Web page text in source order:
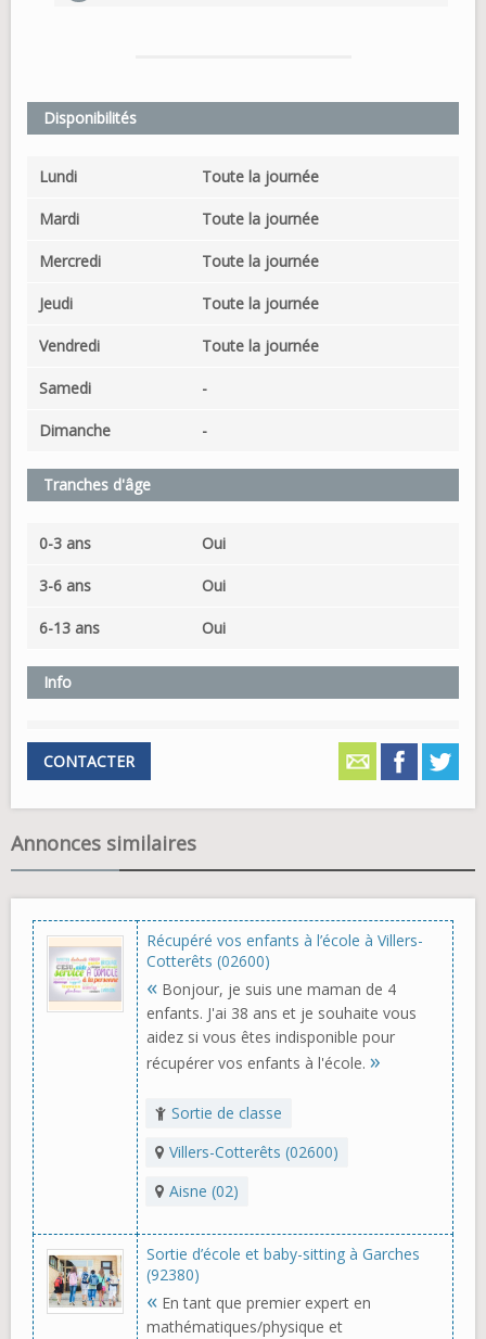
Disponibilités
Lundi Toute la journée
Mardi Toute la journée
Mercredi Toute la journée
Jeudi Toute la journée
Vendredi Toute la journée
Samedi -
Dimanche -
Tranches d'âge
0-3 ans Oui
3-6 ans Oui
6-13 ans Oui
Info
CONTACTER
Annonces similaires
Récupéré vos enfants à l’école à Villers-
Cotterêts (02600)
« Bonjour, je suis une maman de 4
enfants. J'ai 38 ans et je souhaite vous
aidez si vous êtes indisponible pour
récupérer vos enfants à l'école. »
Sortie de classe
Villers-Cotterêts (02600)
Aisne (02)
Sortie d’école et baby-sitting à Garches
(92380)
« En tant que premier expert en
mathématiques/physique et